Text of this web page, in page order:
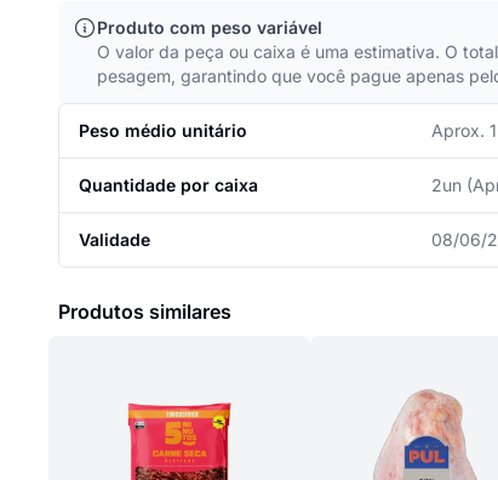
Produto com peso variável
O valor da peça ou caixa é uma estimativa. O
pesagem, garantindo que você pague apenas
Peso médio unitário Aprox.
Quantidade por caixa 2un
Validade 08/06/
Produtos similares